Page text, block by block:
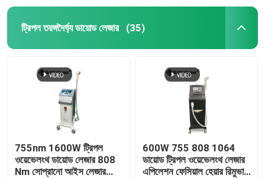
ট্রিপল তরঙ্গদৈর্ঘ্য ডায়োড লেজার (35)
755nm 1600W ট্রিপল
ওয়েভেলংথ ডায়োড লেজার 808
Nm সোপ্রানো আইস লেজার
600W 755 808 1064
ডায়োড ট্রিপল ওয়েভেলংথ লেজার
এপিলেশন ফেসিয়াল হেয়ার রিমুভাল